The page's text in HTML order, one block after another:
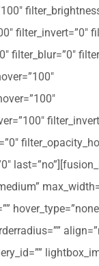
filter_invert=”0″
filter_blur=”0″